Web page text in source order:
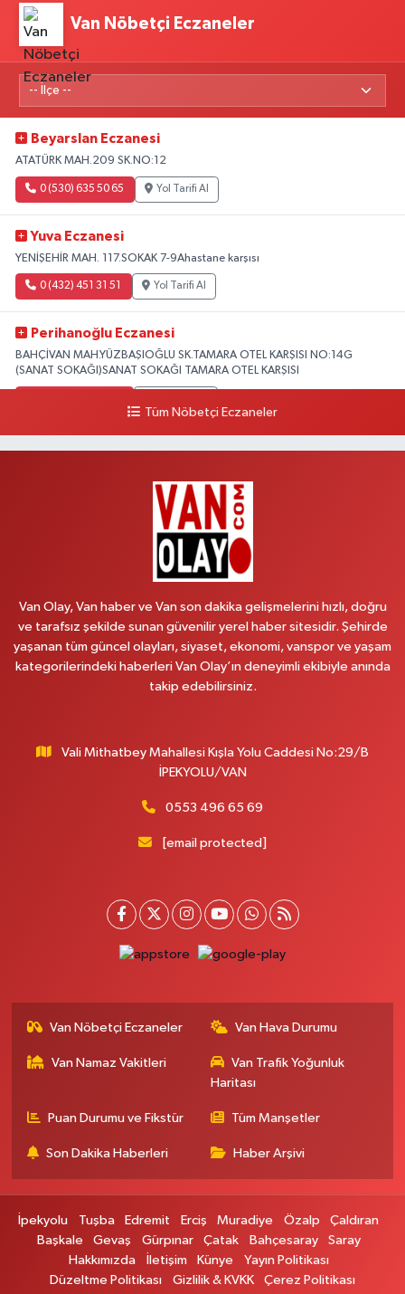
Van Nöbetçi Eczaneler
Beyarslan Eczanesi
ATATÜRK MAH.209 SK.NO:12
0 (530) 635 50 65 Yol Tarifi Al
Yuva Eczanesi
YENİŞEHİR MAH. 117.SOKAK 7-9Ahastane karşısı
0 (432) 451 31 51 Yol Tarifi Al
Perihanoğlu Eczanesi
BAHÇİVAN MAH.YÜZBAŞIOĞLU SK.TAMARA OTEL KARŞISI NO:14G
(SANAT SOKAĞI)SANAT SOKAĞI TAMARA OTEL KARŞISI
Yol Tarifi Al
BEYAZIT MAH.ZEYLAN CADDESİ OKYANUS GİYİM YANI NO:1
Afşar Eczanesi
Kazım Karabekir cad.Eski Araştırma Hastanesi karşısı (kent park karşısı )
Gürpınar Eczanesi
Akpınar Mah. Milli Egemenlik Cad.No:7 A
Yol Tarifi Al
0 (432) 215 77 65 Yol Tarifi Al
Ferhat Eczanesi
Akköprü mahallesi Beşyol mevkii sakatatçılar çarşısı altı şok market yanı
Gündüz Eczanesi
CUMHURİYET MAH. ATATÜRK CADDESİ NO:39 A
Merve Eczanesi
ZEYLAN CAD.BEKO BAYİ KARŞISI NO:13 MERVE ECZANESİ:ZEYLAN
Tüm Nöbetçi Eczaneler
Van Olay, Van haber ve Van son dakika gelişmelerini hızlı, doğru
ve tarafsız şekilde sunan güvenilir yerel haber sitesidir. Şehirde
yaşanan tüm güncel olayları, siyaset, ekonomi, vanspor ve yaşam
kategorilerindeki haberleri Van Olay’ın deneyimli ekibiyle anında
takip edebilirsiniz.
Vali Mithatbey Mahallesi Kışla Yolu Caddesi No:29/B
İPEKYOLU/VAN
0553 496 65 69
[email protected]
Van Nöbetçi Eczaneler Van Hava Durumu
Van Namaz Vakitleri
Van Trafik Yoğunluk
Haritası
Puan Durumu ve Fikstür Tüm Manşetler
Son Dakika Haberleri Haber Arşivi
İpekyolu Tuşba Edremit Erciş Muradiye Özalp
Çaldıran
Başkale
Gevaş Gürpınar Çatak Bahçesaray
Saray
Hakkımızda
İletişim Künye
Yayın Politikası
Düzeltme Politikası
Gizlilik & KVKK Çerez Politikası